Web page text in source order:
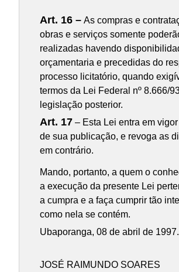
Art. 16 – As compras e
obras e serviços somente
realizadas havendo
orçamentaria e precedidas do
processo licitatório, quando
termos da Lei Federal nº 8.666/
legislação posterior.
Art. 17 – Esta Lei entra em
de sua publicação, e revoga as
em contrário.
Mando, portanto, a quem o
a execução da presente Lei
a cumpra e a faça cumprir tão
como nela se contém.
Ubaporanga, 08 de abril de 1997.
JOSÉ RAIMUNDO SOARES